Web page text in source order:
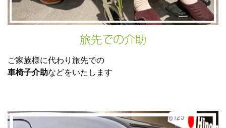
旅先での介助
ご家族様に代わり旅先での
車椅子介助などをいたします